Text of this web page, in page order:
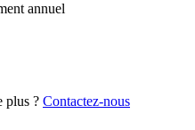
annuel
plus ? Contactez-nous